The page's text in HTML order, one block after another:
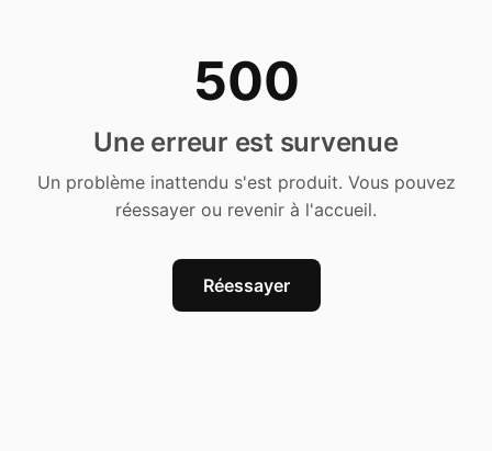
500
Une erreur est survenue
Un problème inattendu s'est produit. Vous pouvez
réessayer ou revenir à l'accueil.
Réessayer